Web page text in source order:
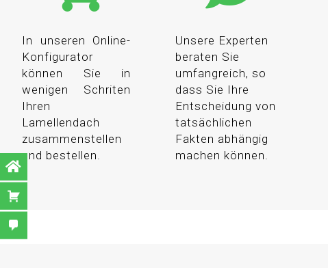
In unseren Online-
Konfigurator
können Sie in
wenigen Schriten
Ihren
Lamellendach
zusammenstellen
und bestellen.
Unsere Experten
beraten Sie
umfangreich, so
dass Sie Ihre
Entscheidung von
tatsächlichen
Fakten abhängig
machen können.